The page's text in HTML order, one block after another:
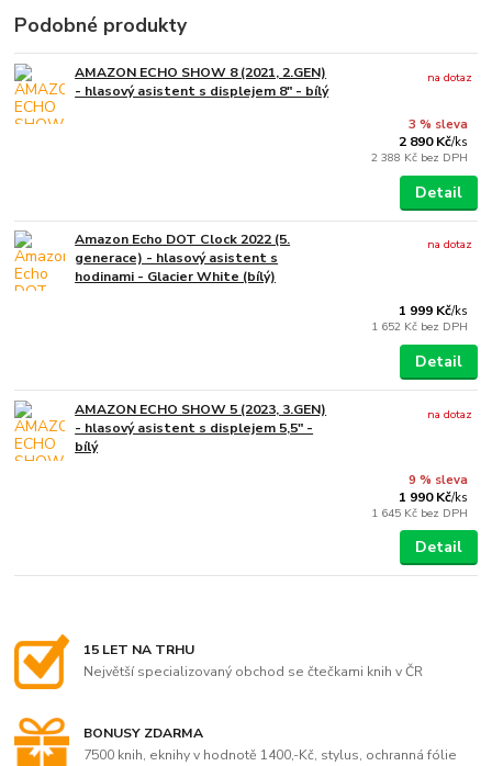
Podobné produkty
AMAZON ECHO SHOW 8 (2021, 2.GEN)
- hlasový asistent s displejem 8" - bílý
3 % sleva
2 890 Kč/ks
2 388 Kč bez DPH
na dotaz
Detail
Amazon Echo DOT Clock 2022 (5.
generace) - hlasový asistent s
hodinami - Glacier White (bílý)
1 999 Kč/ks
1 652 Kč bez DPH
na dotaz
Detail
AMAZON ECHO SHOW 5 (2023, 3.GEN)
- hlasový asistent s displejem 5,5" -
bílý
9 % sleva
1 990 Kč/ks
1 645 Kč bez DPH
na dotaz
Detail
15 LET NA TRHU
Největší specializovaný obchod se čtečkami knih v ČR
BONUSY ZDARMA
7500 knih, eknihy v hodnotě 1400,-Kč, stylus, ochranná fólie